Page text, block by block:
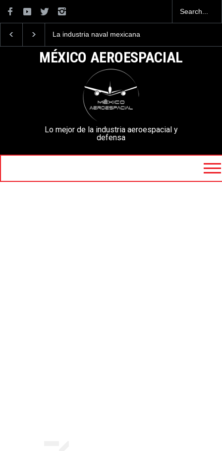
La industria naval mexicana
la Armada de México
mexicanos cuesta 2.9
millones de dólares
MÉXICO AEROESPACIAL
Lo mejor de la industria aeroespacial y
defensa